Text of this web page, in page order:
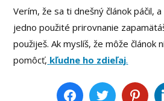
Verím, že sa ti dnešný článok páčil,
jedno použité prirovnanie
použiješ. Ak myslíš, že môže článok
pomôcť, kľudne ho zdieľaj.